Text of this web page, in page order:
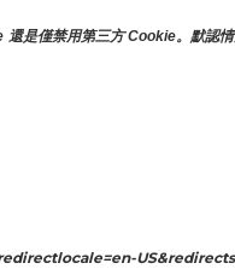
是僅禁用第三方 Cookie。默認